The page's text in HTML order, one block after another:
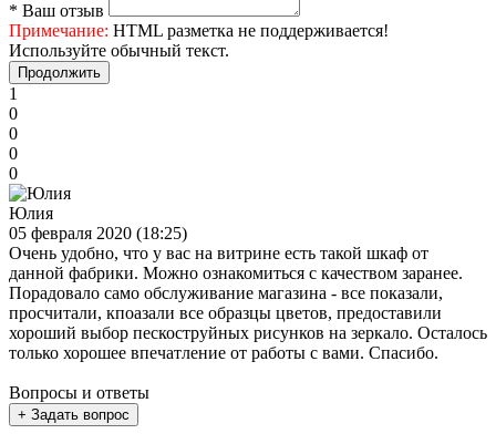
* Ваш отзыв
Примечание: HTML разметка не поддерживается!
Используйте обычный текст.
Продолжить
1
0
0
0
0
Юлия
05 февраля 2020 (18:25)
Очень удобно, что у вас на витрине есть такой шкаф от
данной фабрики. Можно ознакомиться с качеством заранее.
Порадовало само обслуживание магазина - все показали,
просчитали, кпоазали все образцы цветов, предоставили
хороший выбор пескоструйных рисунков на зеркало. Осталось
только хорошее впечатление от работы с вами. Спасибо.
Вопросы и ответы
+ Задать вопрос